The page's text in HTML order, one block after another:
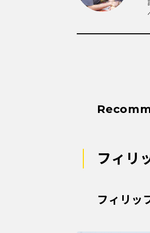
フィリ
フィリッ